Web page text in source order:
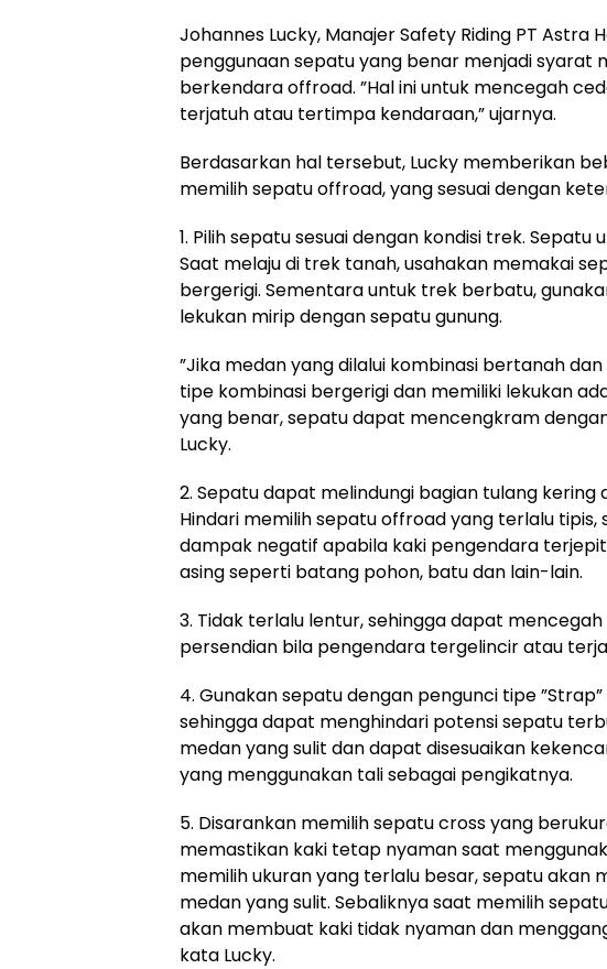
Johannes Lucky, Manajer Safety Riding PT
penggunaan sepatu yang benar menjadi syarat
berkendara offroad. ”Hal ini untuk mencegah
terjatuh atau tertimpa kendaraan,” ujarnya.
Berdasarkan hal tersebut, Lucky memberikan
memilih sepatu offroad, yang sesuai dengan
1. Pilih sepatu sesuai dengan kondisi trek.
Saat melaju di trek tanah, usahakan memakai
bergerigi. Sementara untuk trek berbatu,
lekukan mirip dengan sepatu gunung.
”Jika medan yang dilalui kombinasi bertanah
tipe kombinasi bergerigi dan memiliki lekukan
yang benar, sepatu dapat mencengkram
Lucky.
2. Sepatu dapat melindungi bagian tulang kering
Hindari memilih sepatu offroad yang terlalu
dampak negatif apabila kaki pengendara
asing seperti batang pohon, batu dan lain-lain.
3. Tidak terlalu lentur, sehingga dapat
persendian bila pengendara tergelincir atau
4. Gunakan sepatu dengan pengunci tipe
sehingga dapat menghindari potensi sepatu
medan yang sulit dan dapat disesuaikan
yang menggunakan tali sebagai pengikatnya.
5. Disarankan memilih sepatu cross yang
memastikan kaki tetap nyaman saat
memilih ukuran yang terlalu besar, sepatu akan
medan yang sulit. Sebaliknya saat memilih
akan membuat kaki tidak nyaman dan
kata Lucky.